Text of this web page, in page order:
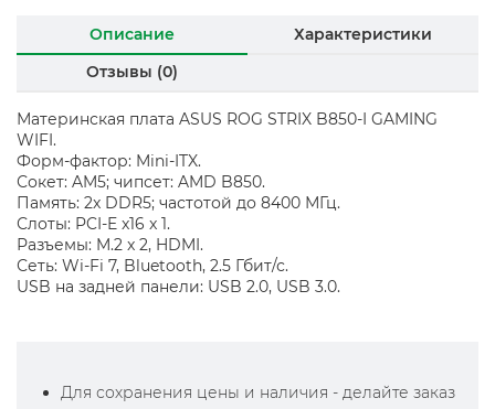
Описание
Характеристики
Отзывы (0)
Материнская плата ASUS ROG STRIX B850-I GAMING
WIFI.
Форм-фактор: Mini-ITX.
Сокет: AM5; чипсет: AMD B850.
Память: 2x DDR5; частотой до 8400 МГц.
Слоты: PCI-E x16 x 1.
Разъемы: M.2 x 2, HDMI.
Сеть: Wi-Fi 7, Bluetooth, 2.5 Гбит/с.
USB на задней панели: USB 2.0, USB 3.0.
Для сохранения цены и наличия - делайте заказ